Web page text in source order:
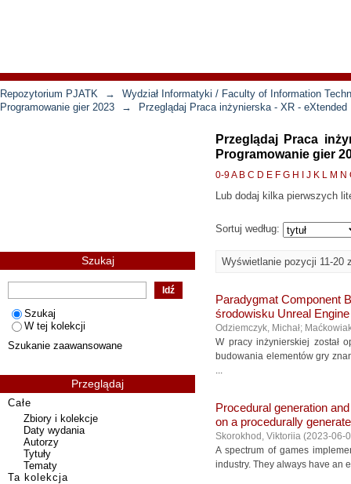
Repozytorium PJATK →
Wydział Informatyki / Faculty of Information
Programowanie gier 2023
→ Przeglądaj Praca inżynierska - XR -
Przeglądaj Praca
Programowanie gier
0-9A B C D E F G H J K L M N
Lub dodaj kilka pierwszych
Sortuj według:
Wyświetlanie pozycji 11-20
Paradygmat Component
środowisku Unreal Engine
Odziemczyk, Michał;
W pracy inżynierskiej został
budowania elementów gry
...
Procedural generation
on a procedurally
Skorokhod, Viktoriia (2023-06-
A spectrum of games
industry. They always have an
Szukaj
Szukaj
W tej kolekcji
Szukanie zaawansowane
Przeglądaj
Całe
Zbiory i kolekcje
Daty wydania
Autorzy
Tytuły
Tematy
Ta kolekcja